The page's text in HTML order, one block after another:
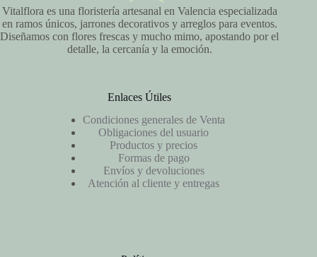
Vitalflora es una floristería artesanal en Valencia especializada
en ramos únicos, jarrones decorativos y arreglos para eventos.
Diseñamos con flores frescas y mucho mimo, apostando por el
detalle, la cercanía y la emoción.
Enlaces Útiles
Condiciones generales de Venta
Obligaciones del usuario
Productos y precios
Formas de pago
Envíos y devoluciones
Atención al cliente y entregas